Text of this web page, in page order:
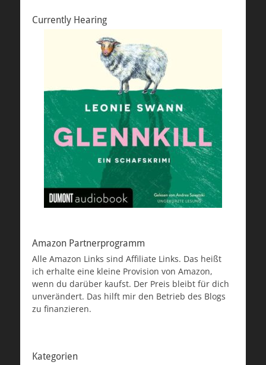
Currently Hearing
Amazon Partnerprogramm
Alle Amazon Links sind Affiliate Links. Das heißt
ich erhalte eine kleine Provision von Amazon,
wenn du darüber kaufst. Der Preis bleibt für dich
unverändert. Das hilft mir den Betrieb des Blogs
zu finanzieren.
Kategorien